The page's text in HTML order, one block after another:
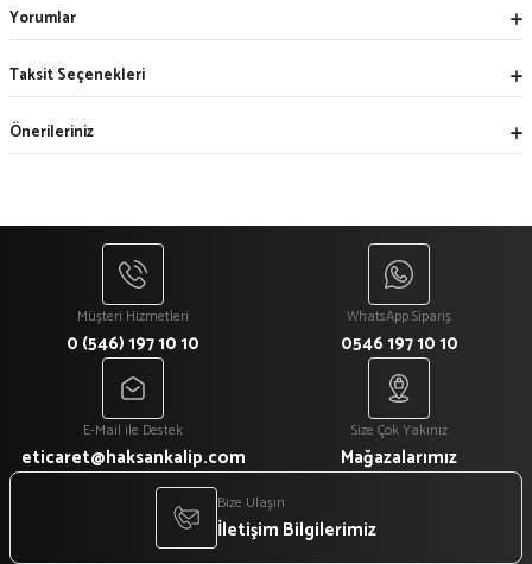
Yorumlar
Taksit Seçenekleri
Önerileriniz
Müşteri Hizmetleri
0 (546) 197 10 10
WhatsApp Sipariş
0546 197 10 10
E-Mail ile Destek
eticaret@haksankalip.com
Size Çok Yakınız
Mağazalarımız
Bize Ulaşın
İletişim Bilgilerimiz